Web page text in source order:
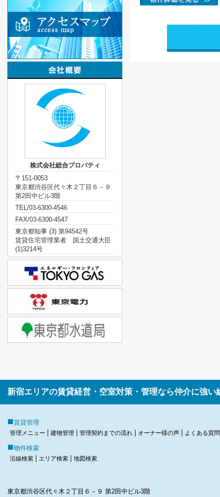
株式会社総合プロパティ
〒151-0053
東京都渋谷区代々木２丁目６－９
第2田中ビル3階
TEL/03-6300-4546
FAX/03-6300-4547
東京都知事 (3) 第94542号
賃貸住宅管理業者 国土交通大臣
(1)3214号
新宿エリアの賃貸経営・空室対策・管理なら仲介に強
■賃貸管理
管理メニュー 建物管理 管理契約までの流れ オーナー様の声 よくある質問
■物件検索
沿線検索 エリア検索 地図検索
東京都渋谷区代々木２丁目６－９ 第2田中ビル3階